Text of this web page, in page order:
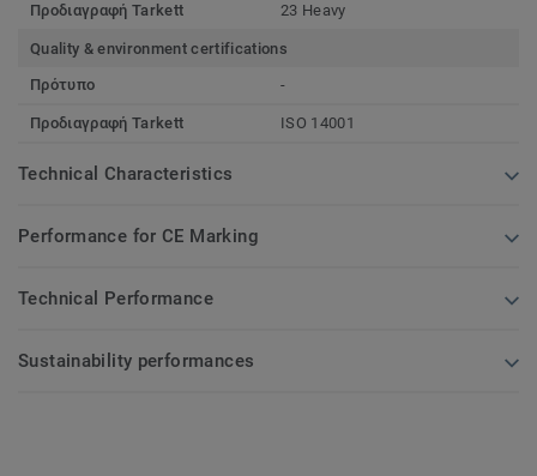
Προδιαγραφή Tarkett 23 Heavy
Quality & environment certifications
Πρότυπο
-
Προδιαγραφή Tarkett ISO 14001
Technical Characteristics
Performance for CE Marking
Technical Performance
Sustainability performances